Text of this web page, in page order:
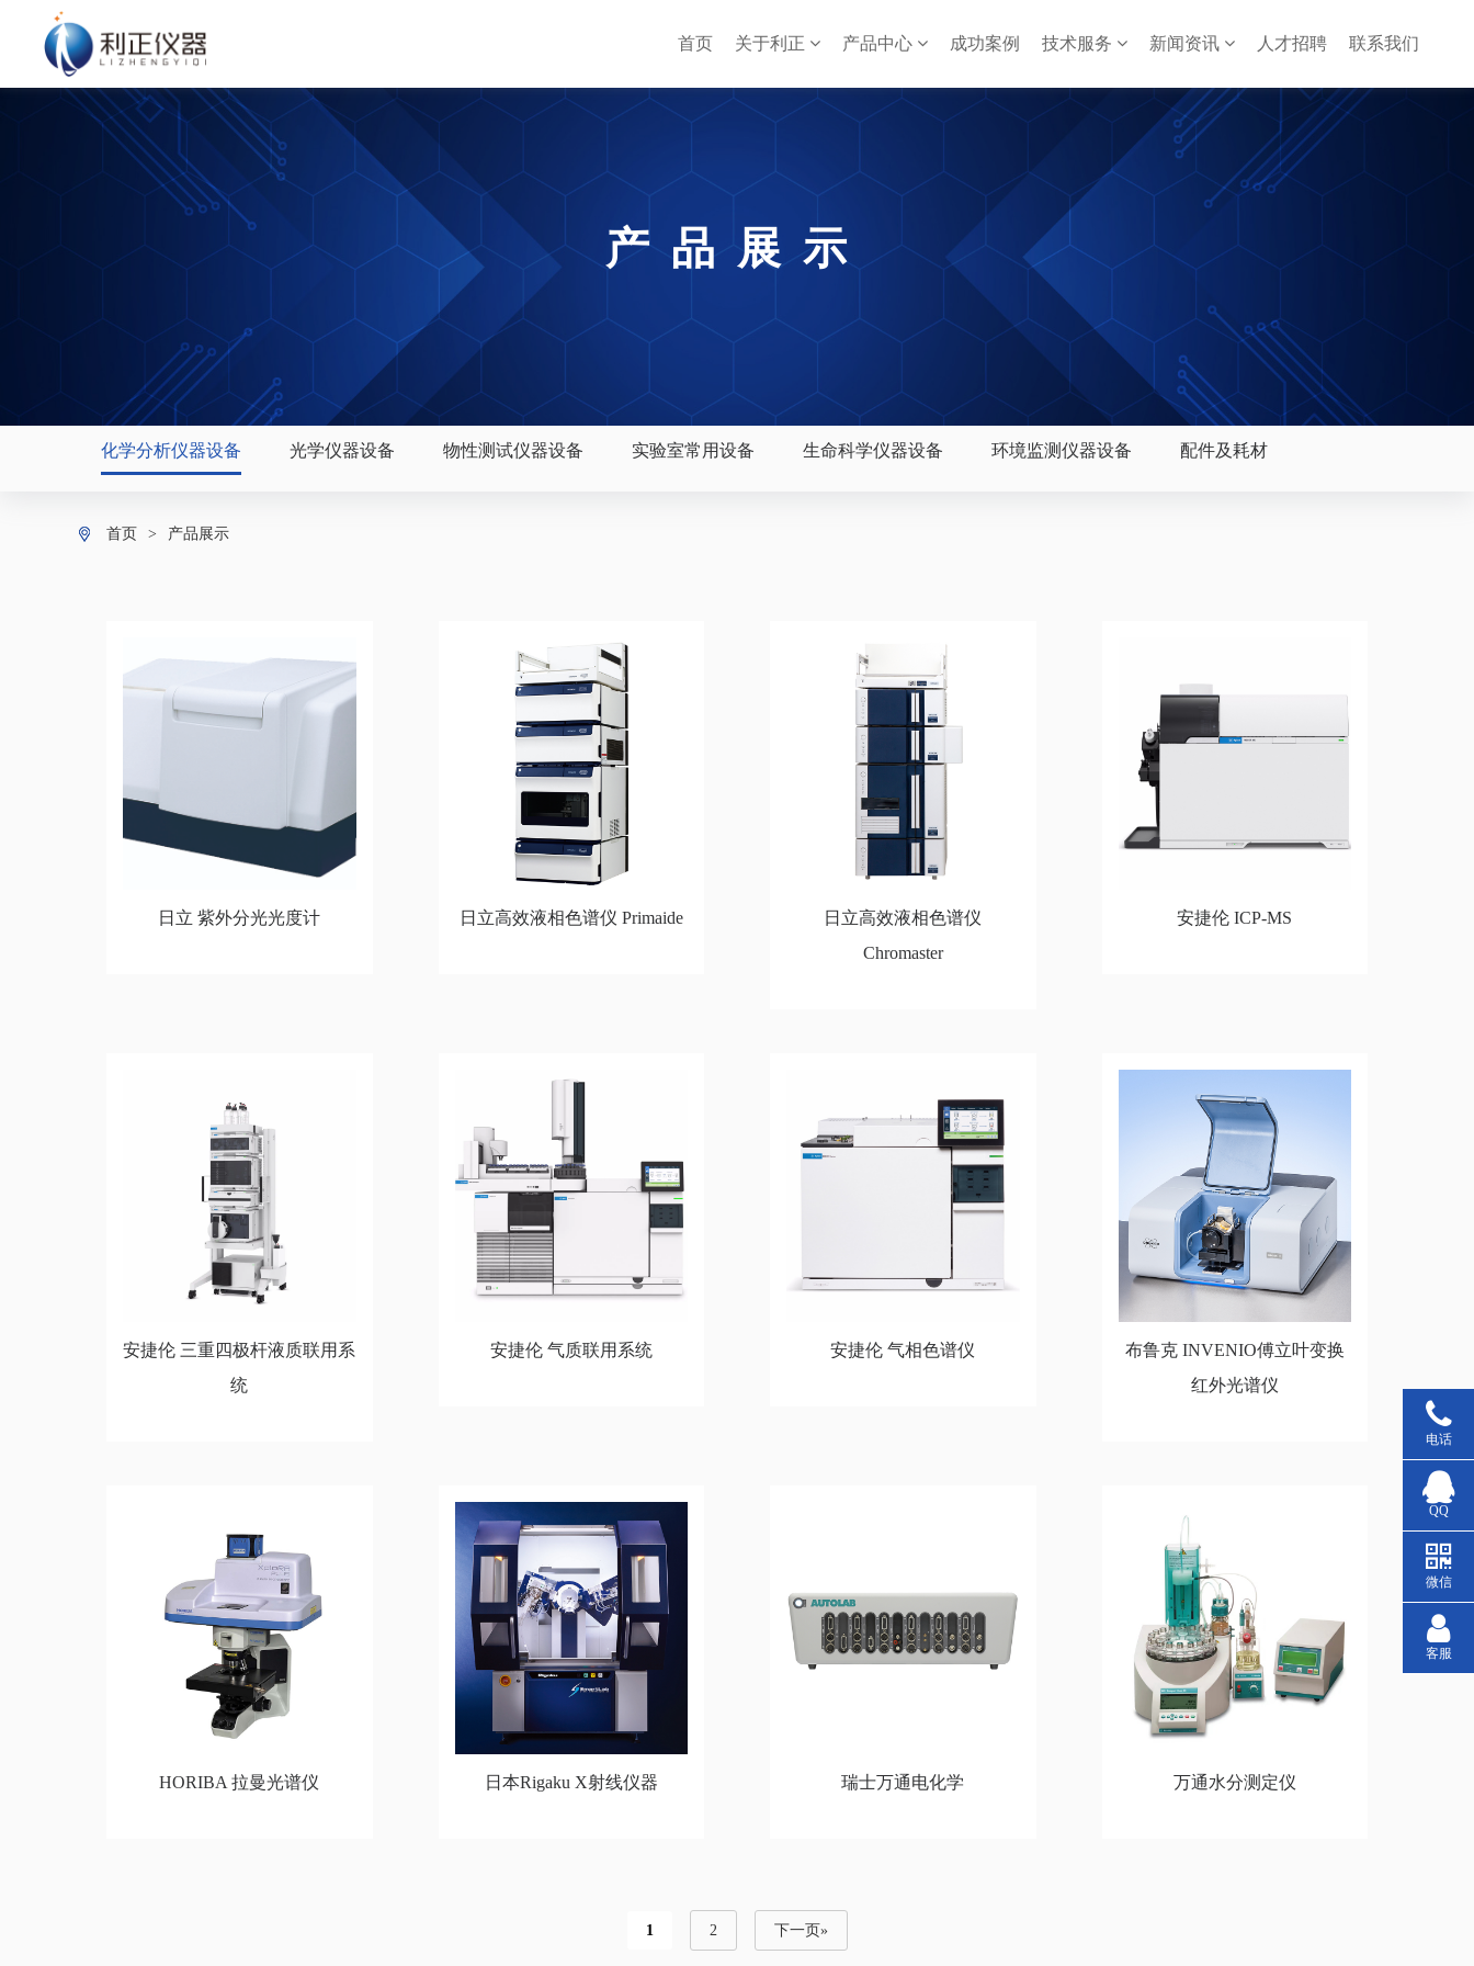
首页 关于利正 产品中心 成功案例 技术服务 新闻资讯 人才招聘 联系我们
产品展示
化学分析仪器设备 光学仪器设备 物性测试仪器设备 实验室常用设备 生命科学仪器设备 环境监测仪器设备 配件及耗材
首页 > 产品展示
日立 紫外分光光度计 日立高效液相色谱仪 Primaide
日立高效液相色谱仪
Chromaster
安捷伦 ICP-MS
安捷伦 三重四极杆液质联用系
统
安捷伦 气质联用系统 安捷伦 气相色谱仪
布鲁克 INVENIO傅立叶变换
红外光谱仪
HORIBA 拉曼光谱仪 日本Rigaku X射线仪器 瑞士万通电化学 万通水分测定仪
1 2 下一页»
电话
QQ
微信
客服